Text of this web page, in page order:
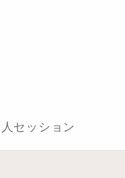
セッション